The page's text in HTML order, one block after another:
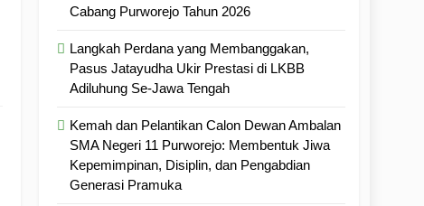
Cabang Purworejo Tahun 2026
Langkah Perdana yang Membanggakan,
Pasus Jatayudha Ukir Prestasi di LKBB
Adiluhung Se-Jawa Tengah
Kemah dan Pelantikan Calon Dewan Ambalan
SMA Negeri 11 Purworejo: Membentuk Jiwa
Kepemimpinan, Disiplin, dan Pengabdian
Generasi Pramuka